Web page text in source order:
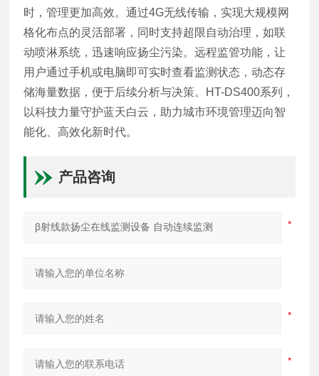
时，管理更加高效。通过4G无线传输，实现大规模网
格化布点的灵活部署，同时支持超限自动治理，如联
动喷淋系统，迅速响应扬尘污染。远程监管功能，让
用户通过手机或电脑即可实时查看监测状态，动态存
储海量数据，便于后续分析与决策。HT-DS400系列，
以科技力量守护蓝天白云，助力城市环境管理迈向智
能化、高效化新时代。
产品咨询